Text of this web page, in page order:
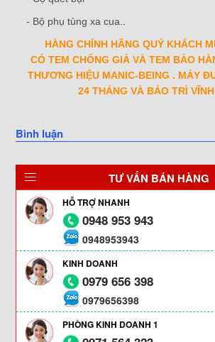
- Bộ phụ tùng xa cua.
HÀNG CHÍNH HÃNG QUÝ KHÁCH
CÓ TEM CHỐNG GIẢ VÀ TEM BẢO
THƯƠNG HIỆU MANIC-BEING . MÁY
24 THÁNG VÀ BẢO TRÌ
Bình luận
TƯ VẤN BÁN HÀNG
HỖ TRỢ NHANH
0948 953 943
0948953943
KINH DOANH
0979 656 398
0979656398
PHÒNG KINH DOANH 1